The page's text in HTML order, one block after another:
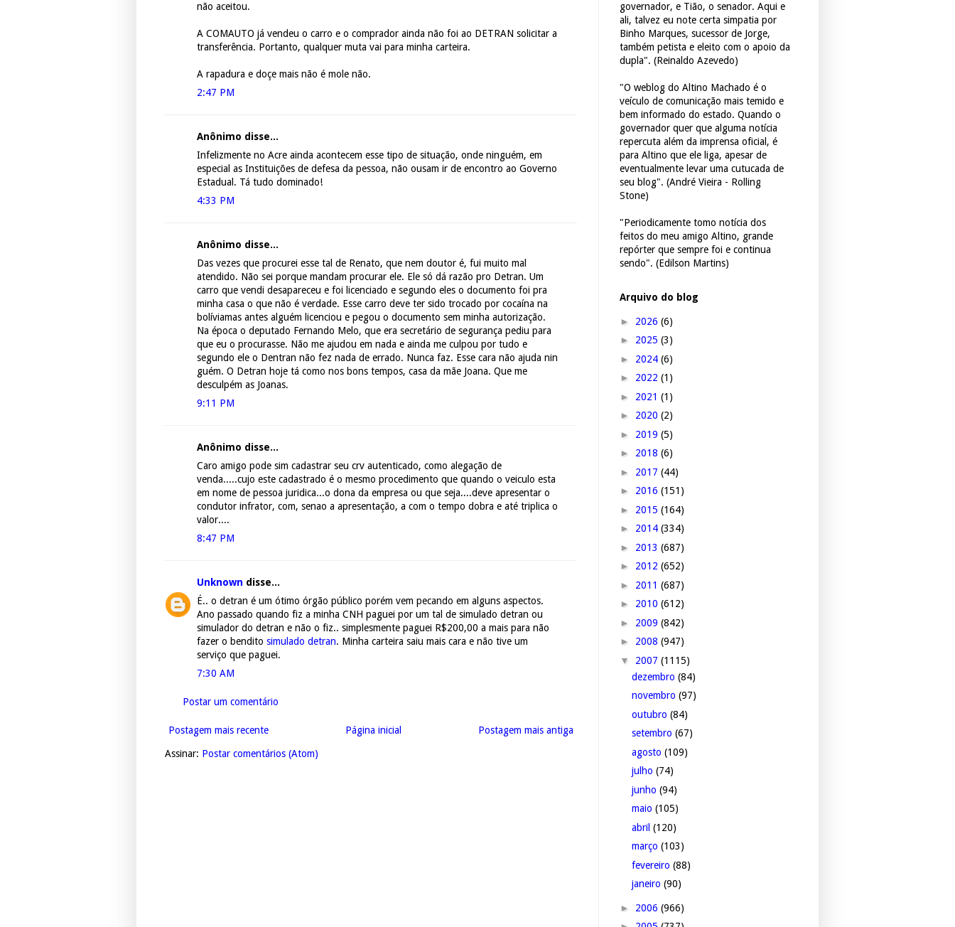
não aceitou.
A COMAUTO já vendeu o carro e o comprador ainda não foi ao DETRAN solicitar a
transferência. Portanto, qualquer muta vai para minha carteira.
A rapadura e doçe mais não é mole não.
2:47 PM
Anônimo disse...
Infelizmente no Acre ainda acontecem esse tipo de situação, onde ninguém, em
especial as Instituições de defesa da pessoa, não ousam ir de encontro ao Governo
Estadual. Tá tudo dominado!
4:33 PM
Anônimo disse...
Das vezes que procurei esse tal de Renato, que nem doutor é, fui muito mal
atendido. Não sei porque mandam procurar ele. Ele só dá razão pro Detran. Um
carro que vendi desapareceu e foi licenciado e segundo eles o documento foi pra
minha casa o que não é verdade. Esse carro deve ter sido trocado por cocaína na
bolíviamas antes alguém licenciou e pegou o documento sem minha autorização.
Na época o deputado Fernando Melo, que era secretário de segurança pediu para
que eu o procurasse. Não me ajudou em nada e ainda me culpou por tudo e
segundo ele o Dentran não fez nada de errado. Nunca faz. Esse cara não ajuda nin
guém. O Detran hoje tá como nos bons tempos, casa da mãe Joana. Que me
desculpém as Joanas.
9:11 PM
Anônimo disse...
Caro amigo pode sim cadastrar seu crv autenticado, como alegação de
venda.....cujo este cadastrado é o mesmo procedimento que quando o veiculo esta
em nome de pessoa juridica...o dona da empresa ou que seja....deve apresentar o
condutor infrator, com, senao a apresentação, a com o tempo dobra e até triplica o
valor....
8:47 PM
Unknown disse...
É.. o detran é um ótimo órgão público porém vem pecando em alguns aspectos.
Ano passado quando fiz a minha CNH paguei por um tal de simulado detran ou
simulador do detran e não o fiz.. simplesmente paguei R$200,00 a mais para não
fazer o bendito simulado detran. Minha carteira saiu mais cara e não tive um
serviço que paguei.
7:30 AM
Postar um comentário
Postagem mais recente Postagem mais antiga
Página inicial
Assinar: Postar comentários (Atom)
governador, e Tião, o senador. Aqui e
ali, talvez eu note certa simpatia por
Binho Marques, sucessor de Jorge,
também petista e eleito com o apoio da
dupla". (Reinaldo Azevedo)
"O weblog do Altino Machado é o
veículo de comunicação mais temido e
bem informado do estado. Quando o
governador quer que alguma notícia
repercuta além da imprensa oficial, é
para Altino que ele liga, apesar de
eventualmente levar uma cutucada de
seu blog". (André Vieira - Rolling
Stone)
"Periodicamente tomo notícia dos
feitos do meu amigo Altino, grande
repórter que sempre foi e continua
sendo". (Edilson Martins)
Arquivo do blog
► 2026 (6)
► 2025 (3)
► 2024 (6)
► 2022 (1)
► 2021 (1)
► 2020 (2)
► 2019 (5)
► 2018 (6)
► 2017 (44)
► 2016 (151)
► 2015 (164)
► 2014 (334)
► 2013 (687)
► 2012 (652)
► 2011 (687)
► 2010 (612)
► 2009 (842)
► 2008 (947)
▼ 2007 (1115)
dezembro (84)
novembro (97)
outubro (84)
setembro (67)
agosto (109)
julho (74)
junho (94)
maio (105)
abril (120)
março (103)
fevereiro (88)
janeiro (90)
► 2006 (966)